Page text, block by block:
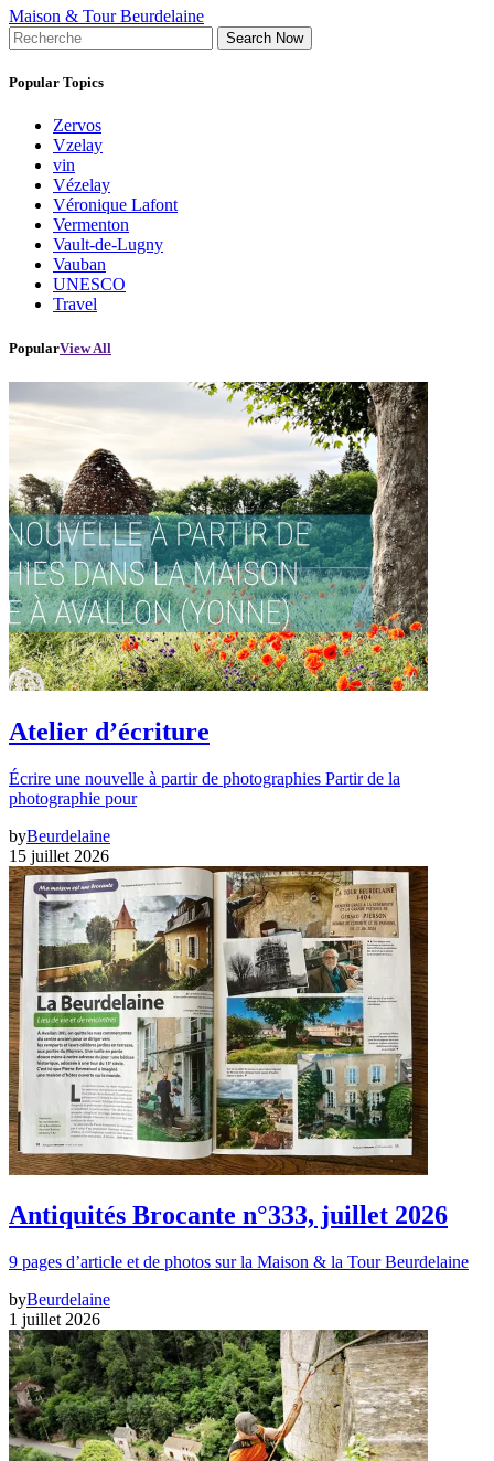
Maison & Tour Beurdelaine
Search Now
Popular Topics
Zervos
Vzelay
vin
Vézelay
Véronique Lafont
Vermenton
Vault-de-Lugny
Vauban
UNESCO
Travel
PopularView All
Atelier d’écriture
Écrire une nouvelle à partir de photographies Partir de la
photographie pour
byBeurdelaine
15 juillet 2026
Antiquités Brocante n°333, juillet 2026
9 pages d’article et de photos sur la Maison & la Tour Beurdelaine
byBeurdelaine
1 juillet 2026